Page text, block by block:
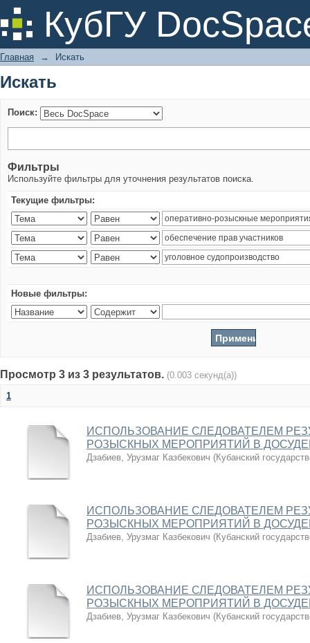
КубГУ
Искать
Главная → Искать
Искать
Поиск:
Фильтры
Используйте фильтры для уточнения результатов поиска.
Текущие фильтры:
Новые фильтры:
Просмотр 3 из 3 результатов. (0.003 секунд(а))
1
ИСПОЛЬЗОВАНИЕ СЛЕДОВАТЕЛЕМ
РОЗЫСКНЫХ МЕРОПРИЯТИЙ В
Дзабиев, Урузмаг Казбекович (Кубанский
ИСПОЛЬЗОВАНИЕ СЛЕДОВАТЕЛЕМ
РОЗЫСКНЫХ МЕРОПРИЯТИЙ В
Дзабиев, Урузмаг Казбекович (Кубанский
ИСПОЛЬЗОВАНИЕ СЛЕДОВАТЕЛЕМ
РОЗЫСКНЫХ МЕРОПРИЯТИЙ В
Дзабиев, Урузмаг Казбекович (Кубанский